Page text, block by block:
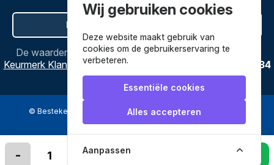
- + In winkelmandje leggen
Hier de overeenkomst ontbinden
De waardering vanBestekenpannen.nlbijWebwinkel
Keurmerk Klantbeoordelingen
3634
reviews.
© Bestekenpannen.nl 2026 een webshop van
Wij gebruiken cookies
Deze website maakt gebruik van
cookies om de gebruikerservaring te
verbeteren.
Essentiële cookies
Alles accepteren
Aanpassen